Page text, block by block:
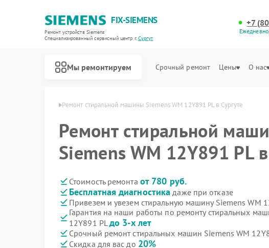
FIX-SIEMENS
Ремонт устройств Siemens
Специализированный cервисный центр г.Сургут
+7
Мы ремонтируем Срочный ремонт Цены О нас
Ремонт стиральной машины Siemens WM 12Y891 PL в Сургуте
Ремонт стиральной
Siemens WM 12Y891 PL
Стоимость ремонта от 780 руб.
Бесплатная диагностика даже при отказе
Привезем и увезем стиральную машину Siemens WM
Гарантия на наши работы по ремонту стиральных
12Y891 PLдо 3-х лет
Срочный ремонт стиральных машин Siemens WM
Скидка для вас до 20%